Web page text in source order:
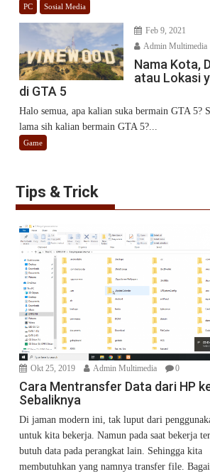
PC Sosial Media
Feb 9, 2021
Admin Multimedia
Nama Kota,
atau Lokasi
di GTA 5
Halo semua, apa kalian suka bermain GTA 5?
lama sih kalian bermain GTA 5?...
Game
Tips & Trick
Okt 25, 2019 Admin Multimedia 0
Cara Mentransfer Data dari HP
Sebaliknya
Di jaman modern ini, tak luput dari
untuk kita bekerja. Namun pada saat bekerja
butuh data pada perangkat lain. Sehingga kita
membutuhkan yang namnya transfer file.